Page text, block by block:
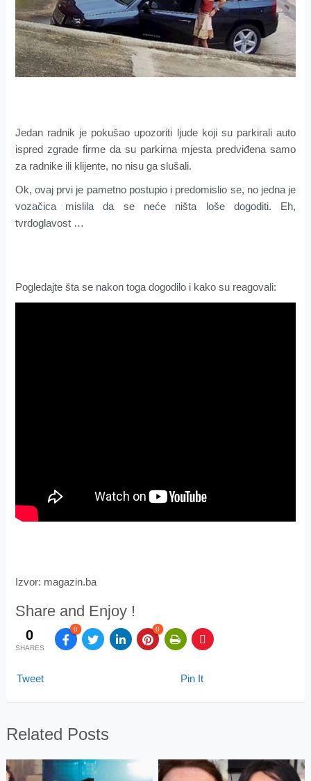
Jedan radnik je pokušao upozoriti ljude koji su parkirali auto
ispred zgrade firme da su parkirna mjesta predviđena samo
za radnike ili klijente, no nisu ga slušali.
Ok, ovaj prvi je pametno postupio i predomislio se, no jedna je
vozačica mislila da se neće ništa loše dogoditi. Eh,
tvrdoglavost …
Pogledajte šta se nakon toga dogodilo i kako su reagovali:
Izvor: magazin.ba
Share and Enjoy !
0
SHARES
0 0
Tweet Pin It
Related Posts